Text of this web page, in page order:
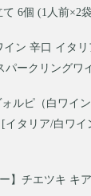
6個 (1人前×2
ン 辛口 イタリ
パークリングワ
ルピ（白ワイン
イタリア/白ワイ
】チエツキ キ